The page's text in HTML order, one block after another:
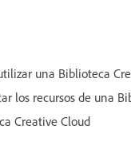
una Biblioteca
los recursos de una
Creative Cloud